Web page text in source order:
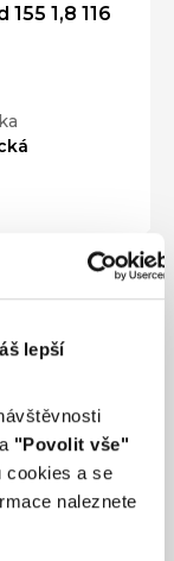
lepší
"Povolit vše"
cookies a se
naleznete
1,8 116